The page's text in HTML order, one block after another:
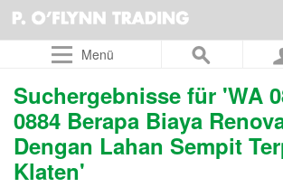
Menü
Suchergebnisse für 'WA
0884 Berapa Biaya
Dengan Lahan Sempit
Klaten'